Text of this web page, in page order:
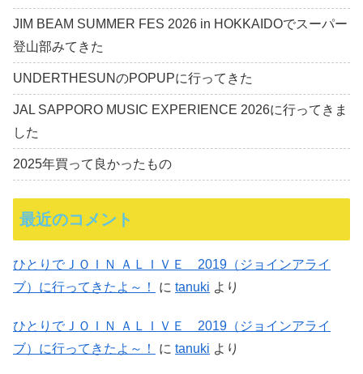
JIM BEAM SUMMER FES 2026 in HOKKAIDOでスーパー
登山部みてきた
UNDERTHESUNのPOPUPに行ってきた
JAL SAPPORO MUSIC EXPERIENCE 2026に行ってきま
した
2025年買って良かったもの
最近のコメント
ひとりでＪＯＩＮ ＡＬＩＶＥ 2019（ジョインアライ
ブ）に行ってきたよ～！
に tanuki より
ひとりでＪＯＩＮ ＡＬＩＶＥ 2019（ジョインアライ
ブ）に行ってきたよ～！
に tanuki より